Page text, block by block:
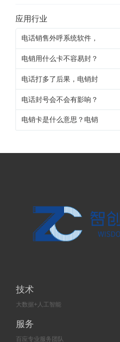
应用行业
电话销售外呼系统软件，
电销用什么卡不容易封？
电话打多了后果，电销封
电话封号会不会有影响？
电销卡是什么意思？电销
技术
大数据+人工智能
服务
百应专业服务团队